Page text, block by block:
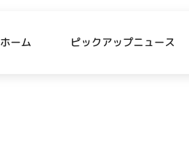
ホーム ピックアップニュース